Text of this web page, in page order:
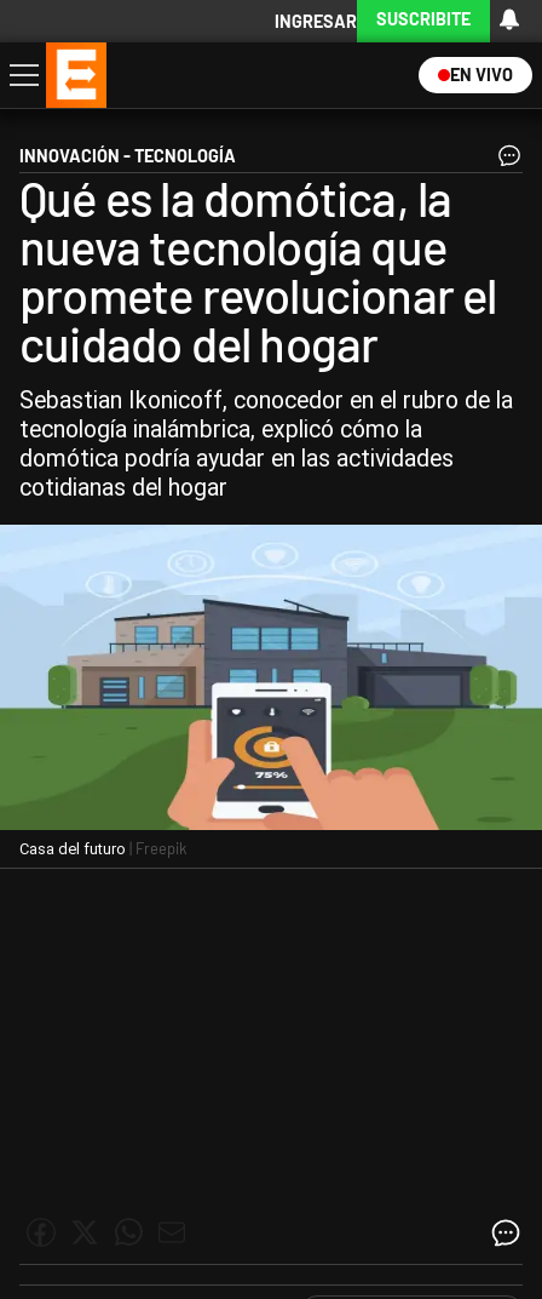
INGRESAR SUSCRIBITE
EN VIVO
Economía
Política
Internacional
Actualidad
Descargá la App
INNOVACIÓN - TECNOLOGÍA
Qué es la domótica, la
nueva tecnología que
promete revolucionar el
cuidado del hogar
Sebastian Ikonicoff, conocedor en el rubro de la
tecnología inalámbrica, explicó cómo la
domótica podría ayudar en las actividades
cotidianas del hogar
Casa del futuro | Freepik